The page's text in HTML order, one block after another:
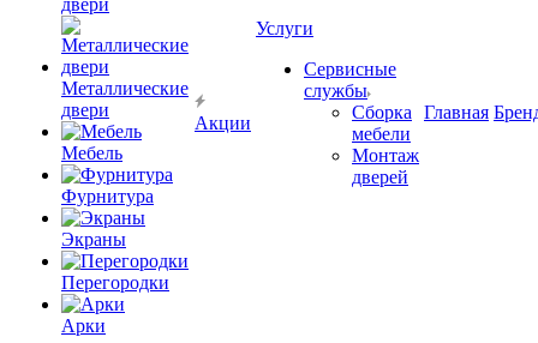
двери
Металлические
двери
Мебель
Фурнитура
Экраны
Перегородки
Арки
Акции
Услуги
Сервисные
службы
Сборка
мебели
Монтаж
дверей
Главная